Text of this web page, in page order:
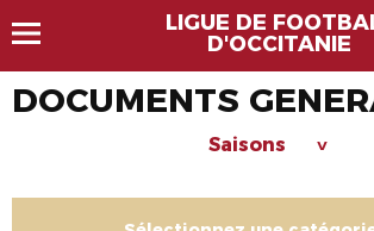
LIGUE DE
D'OCCITANIE
DOCUMENTS
Saisons >